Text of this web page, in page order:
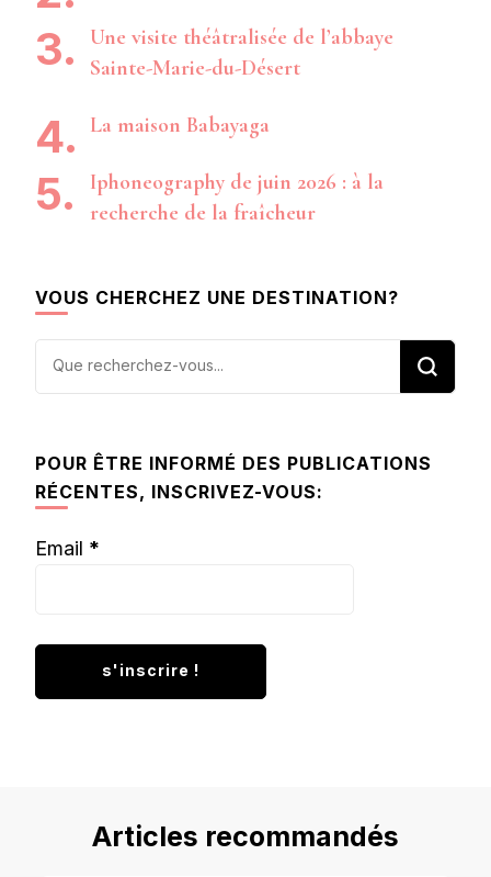
Une visite théâtralisée de l’abbaye
Sainte-Marie-du-Désert
La maison Babayaga
Iphoneography de juin 2026 : à la
recherche de la fraîcheur
VOUS CHERCHEZ UNE DESTINATION?
Vous
POUR ÊTRE INFORMÉ DES PUBLICATIONS
RÉCENTES, INSCRIVEZ-VOUS:
Email *
Articles recommandés